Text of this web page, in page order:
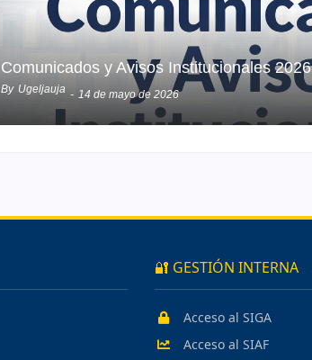
Comunicados y Avisos Institucionales 2026
By Ugeljauja - 14 de mayo de 2026
🔐 GESTIÓN INTERNA
Acceso al SIGA
Acceso al SIAF